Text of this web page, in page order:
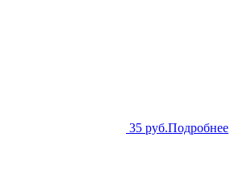
35 руб.Подробнее